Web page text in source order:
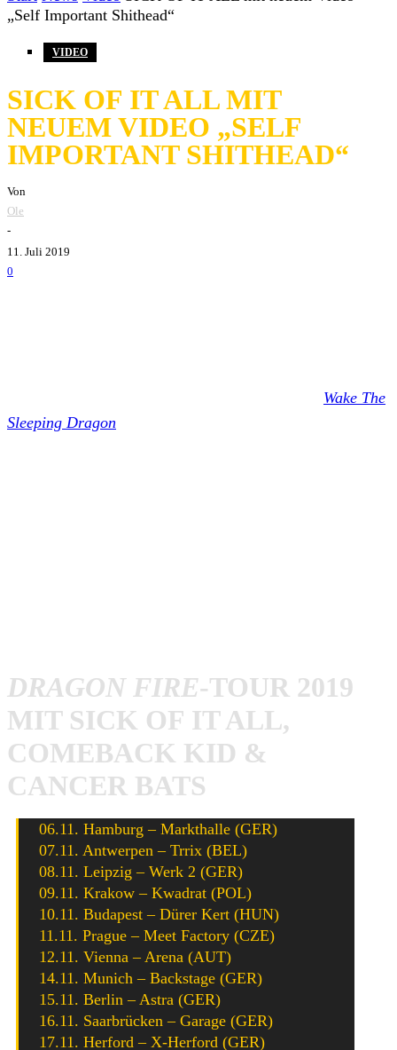
„Self Important Shithead“
VIDEO
SICK OF IT ALL MIT
NEUEM VIDEO „SELF
IMPORTANT SHITHEAD“
Von
Ole
-
11. Juli 2019
0
Wake The
Sleeping Dragon
DRAGON FIRE-TOUR 2019
MIT SICK OF IT ALL,
COMEBACK KID &
CANCER BATS
06.11. Hamburg – Markthalle (GER)
07.11. Antwerpen – Trrix (BEL)
08.11. Leipzig – Werk 2 (GER)
09.11. Krakow – Kwadrat (POL)
10.11. Budapest – Dürer Kert (HUN)
11.11. Prague – Meet Factory (CZE)
12.11. Vienna – Arena (AUT)
14.11. Munich – Backstage (GER)
15.11. Berlin – Astra (GER)
16.11. Saarbrücken – Garage (GER)
17.11. Herford – X-Herford (GER)